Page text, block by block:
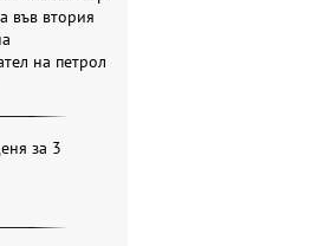
във втория
на петрол
за 3